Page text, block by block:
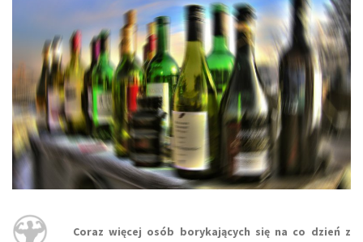
Coraz więcej osób borykających się na co dzień z